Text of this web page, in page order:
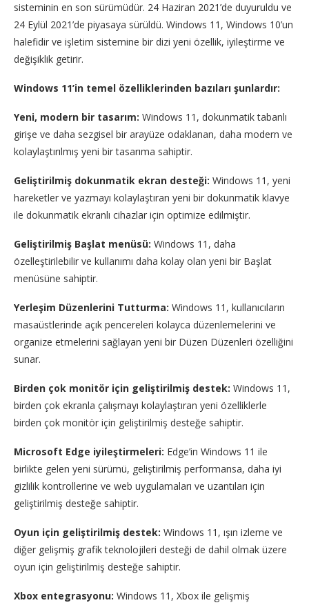
sisteminin en son sürümüdür. 24 Haziran 2021’de duyuruldu ve
24 Eylül 2021’de piyasaya sürüldü. Windows 11, Windows 10’un
halefidir ve işletim sistemine bir dizi yeni özellik, iyileştirme ve
değişiklik getirir.
Windows 11’in temel özelliklerinden bazıları şunlardır:
Yeni, modern bir tasarım: Windows 11, dokunmatik tabanlı
girişe ve daha sezgisel bir arayüze odaklanan, daha modern ve
kolaylaştırılmış yeni bir tasarıma sahiptir.
Geliştirilmiş dokunmatik ekran desteği: Windows 11, yeni
hareketler ve yazmayı kolaylaştıran yeni bir dokunmatik klavye
ile dokunmatik ekranlı cihazlar için optimize edilmiştir.
Geliştirilmiş Başlat menüsü: Windows 11, daha
özelleştirilebilir ve kullanımı daha kolay olan yeni bir Başlat
menüsüne sahiptir.
Yerleşim Düzenlerini Tutturma: Windows 11, kullanıcıların
masaüstlerinde açık pencereleri kolayca düzenlemelerini ve
organize etmelerini sağlayan yeni bir Düzen Düzenleri özelliğini
sunar.
Birden çok monitör için geliştirilmiş destek: Windows 11,
birden çok ekranla çalışmayı kolaylaştıran yeni özelliklerle
birden çok monitör için geliştirilmiş desteğe sahiptir.
Microsoft Edge iyileştirmeleri: Edge’in Windows 11 ile
birlikte gelen yeni sürümü, geliştirilmiş performansa, daha iyi
gizlilik kontrollerine ve web uygulamaları ve uzantıları için
geliştirilmiş desteğe sahiptir.
Oyun için geliştirilmiş destek: Windows 11, ışın izleme ve
diğer gelişmiş grafik teknolojileri desteği de dahil olmak üzere
oyun için geliştirilmiş desteğe sahiptir.
Xbox entegrasyonu: Windows 11, Xbox ile gelişmiş